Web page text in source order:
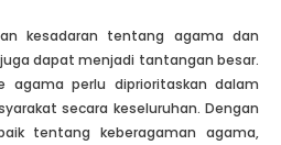
kesadaran tentang agama dan
dapat menjadi tantangan besar.
agama perlu diprioritaskan dalam
secara keseluruhan. Dengan
tentang keberagaman agama,